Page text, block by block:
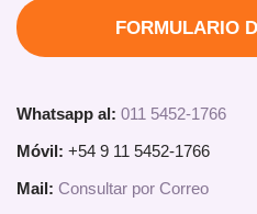
FORMULARIO
Whatsapp al: 011 5452-1766
Móvil: +54 9 11 5452-1766
Mail: Consultar por Correo